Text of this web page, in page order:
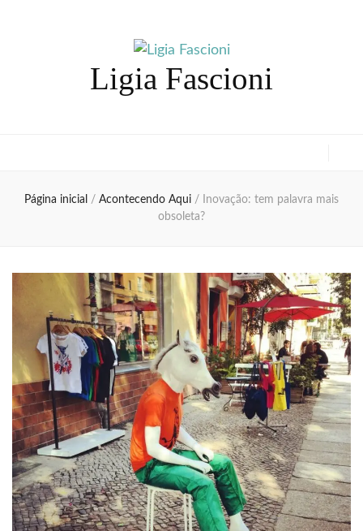
Ligia Fascioni
Página inicial / Acontecendo Aqui /
Inovação: tem palavra mais
obsoleta?